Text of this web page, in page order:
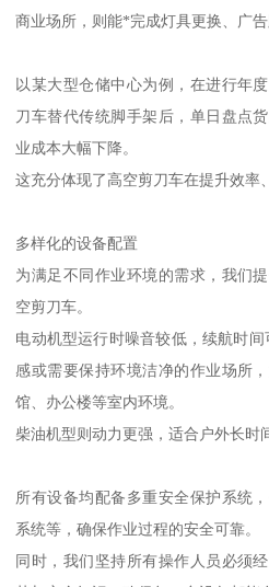
商业场所，则能*完成灯具更换、广
以某大型仓储中心为例，在进行年
刀车替代传统脚手架后，单日盘点
业成本大幅下降。
这充分体现了高空剪刀车在提升效率
多样化的设备配置
为满足不同作业环境的需求，我们
空剪刀车。
电动机型运行时噪音较低，续航时
感或需要保持环境洁净的作业场所
馆、办公楼等室内环境。
柴油机型则动力更强，适合户外长时
所有设备均配备多重安全保护系统
系统等，确保作业过程的安全可靠。
同时，我们坚持所有操作人员必须